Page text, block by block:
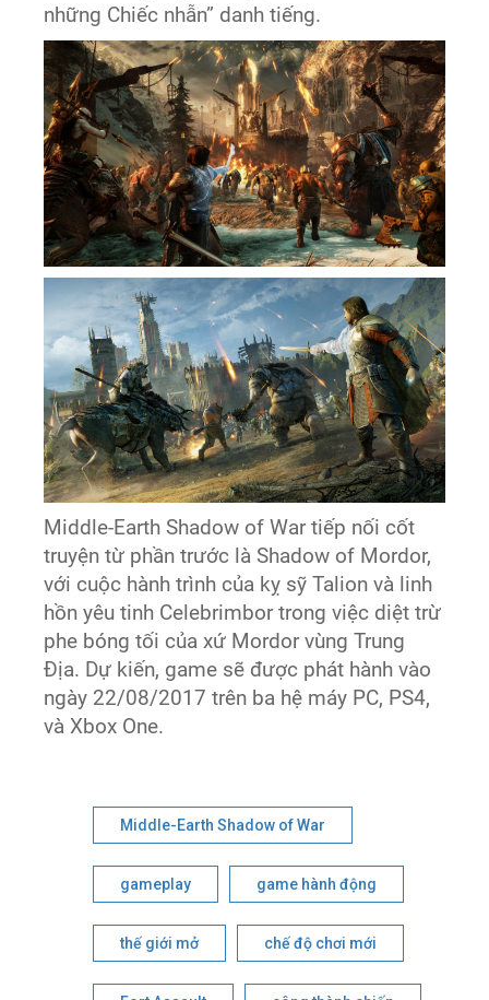
những Chiếc nhẫn” danh tiếng.
Middle-Earth Shadow of War tiếp nối cốt
truyện từ phần trước là Shadow of Mordor,
với cuộc hành trình của kỵ sỹ Talion và linh
hồn yêu tinh Celebrimbor trong việc diệt trừ
phe bóng tối của xứ Mordor vùng Trung
Địa. Dự kiến, game sẽ được phát hành vào
ngày 22/08/2017 trên ba hệ máy PC, PS4,
và Xbox One.
Middle-Earth Shadow of War
gameplay game hành động
thế giới mở chế độ chơi mới